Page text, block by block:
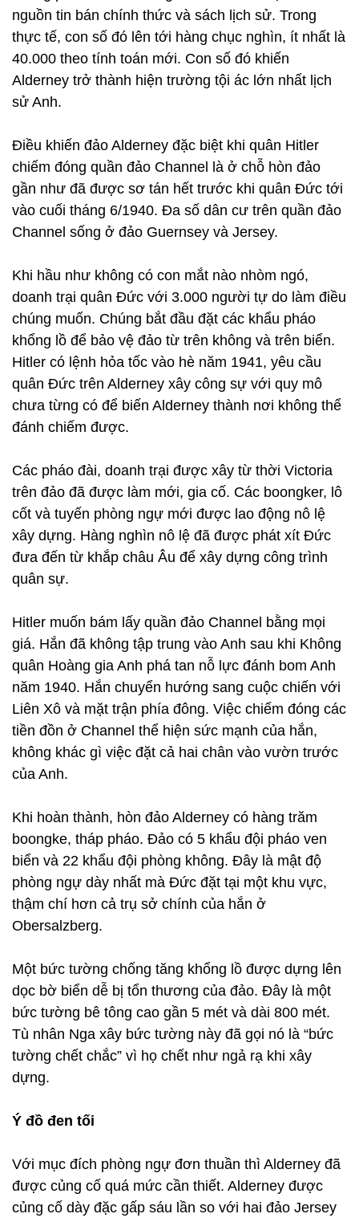
nguồn tin bán chính thức và sách lịch sử. Trong
thực tế, con số đó lên tới hàng chục nghìn, ít nhất là
40.000 theo tính toán mới. Con số đó khiến
Alderney trở thành hiện trường tội ác lớn nhất lịch
sử Anh.
Điều khiến đảo Alderney đặc biệt khi quân Hitler
chiếm đóng quần đảo Channel là ở chỗ hòn đảo
gần như đã được sơ tán hết trước khi quân Đức tới
vào cuối tháng 6/1940. Đa số dân cư trên quần đảo
Channel sống ở đảo Guernsey và Jersey.
Khi hầu như không có con mắt nào nhòm ngó,
doanh trại quân Đức với 3.000 người tự do làm điều
chúng muốn. Chúng bắt đầu đặt các khẩu pháo
khổng lồ để bảo vệ đảo từ trên không và trên biển.
Hitler có lệnh hỏa tốc vào hè năm 1941, yêu cầu
quân Đức trên Alderney xây công sự với quy mô
chưa từng có để biến Alderney thành nơi không thể
đánh chiếm được.
Các pháo đài, doanh trại được xây từ thời Victoria
trên đảo đã được làm mới, gia cố. Các boongker, lô
cốt và tuyến phòng ngự mới được lao động nô lệ
xây dựng. Hàng nghìn nô lệ đã được phát xít Đức
đưa đến từ khắp châu Âu để xây dựng công trình
quân sự.
Hitler muốn bám lấy quần đảo Channel bằng mọi
giá. Hắn đã không tập trung vào Anh sau khi Không
quân Hoàng gia Anh phá tan nỗ lực đánh bom Anh
năm 1940. Hắn chuyển hướng sang cuộc chiến với
Liên Xô và mặt trận phía đông. Việc chiếm đóng các
tiền đồn ở Channel thể hiện sức mạnh của hắn,
không khác gì việc đặt cả hai chân vào vườn trước
của Anh.
Khi hoàn thành, hòn đảo Alderney có hàng trăm
boongke, tháp pháo. Đảo có 5 khẩu đội pháo ven
biển và 22 khẩu đội phòng không. Đây là mật độ
phòng ngự dày nhất mà Đức đặt tại một khu vực,
thậm chí hơn cả trụ sở chính của hắn ở
Obersalzberg.
Một bức tường chống tăng khổng lồ được dựng lên
dọc bờ biển dễ bị tổn thương của đảo. Đây là một
bức tường bê tông cao gần 5 mét và dài 800 mét.
Tù nhân Nga xây bức tường này đã gọi nó là “bức
tường chết chắc” vì họ chết như ngả rạ khi xây
dựng.
Ý đồ đen tối
Với mục đích phòng ngự đơn thuần thì Alderney đã
được củng cố quá mức cần thiết. Alderney được
củng cố dày đặc gấp sáu lần so với hai đảo Jersey